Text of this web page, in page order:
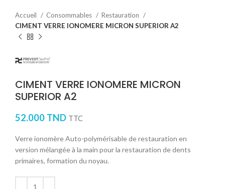
Accueil Consommables
Restauration
CIMENT VERRE IONOMERE MICRON SUPERIOR A2
CIMENT VERRE IONOMERE MICRON
SUPERIOR A2
52.000 TND TTC
Verre ionomère Auto-polymérisable de restauration en
version mélangée à la main pour la restauration de dents
primaires, formation du noyau.